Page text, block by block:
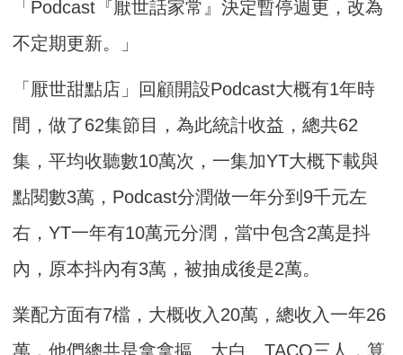
「Podcast『厭世話家常』決定暫停週更，改為
不定期更新。」
「厭世甜點店」回顧開設Podcast大概有1年時
間，做了62集節目，為此統計收益，總共62
集，平均收聽數10萬次，一集加YT大概下載與
點閱數3萬，Podcast分潤做一年分到9千元左
右，YT一年有10萬元分潤，當中包含2萬是抖
內，原本抖內有3萬，被抽成後是2萬。
業配方面有7檔，大概收入20萬，總收入一年26
萬，他們總共是拿拿摳、大白、TACO三人，算